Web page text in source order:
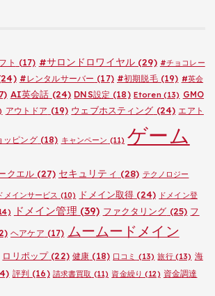
ト (17) #サロンドロワイヤル(29) #チョコレー
#レンタルサーバー (17) #初期脱毛(19) #英会
AI英会話 (24) DNS設定 (18) Etoren(13) GMO
アウトドア (19) ウェブホスティング (24) エアト
ッピング(18) キャンペーン (11) ゲーム
クエル(27) セキュリティ (28) テクノロジー
メインサービス (10) ドメイン取得 (24) ドメイン登
ドメイン管理 (39) ファクタリング (25) フ
ヘアケア (17) ムームードメイン
ロリポップ(22) 健康 (18) 口コミ (13) 旅行(13) 海
評判 (16) 請求書買取 (11) 資金繰り (12) 資金調達